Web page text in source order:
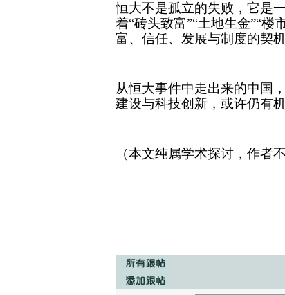
恒大不是孤立的失败，它是
着“砖头致富”“土地生金”“
富、信任、发展与制度的契机
从恒大事件中走出来的中国
建设与科技创新，或许仍有
（本文纯属学术探讨，作者